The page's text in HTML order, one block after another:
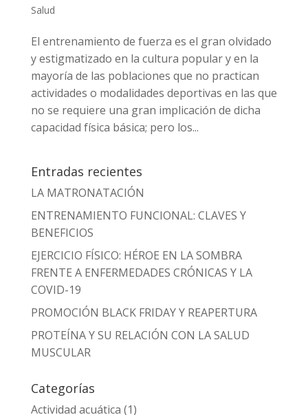
Salud
El entrenamiento de fuerza es el gran olvidado
y estigmatizado en la cultura popular y en la
mayoría de las poblaciones que no practican
actividades o modalidades deportivas en las que
no se requiere una gran implicación de dicha
capacidad física básica; pero los...
Entradas recientes
LA MATRONATACIÓN
ENTRENAMIENTO FUNCIONAL: CLAVES Y
BENEFICIOS
EJERCICIO FÍSICO: HÉROE EN LA SOMBRA
FRENTE A ENFERMEDADES CRÓNICAS Y LA
COVID-19
PROMOCIÓN BLACK FRIDAY Y REAPERTURA
PROTEÍNA Y SU RELACIÓN CON LA SALUD
MUSCULAR
Categorías
Actividad acuática (1)